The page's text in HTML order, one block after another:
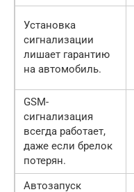
Установка
сигнализации
лишает гарантию
на автомобиль.
GSM-
сигнализация
всегда работает,
даже если брелок
потерян.
Автозапуск